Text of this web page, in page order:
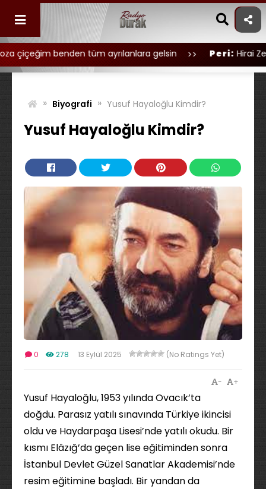
content
tüm ayrılanlara gelsin Peri: Hirai Zerdüşttan
» Biyografi » Yusuf Hayaloğlu Kimdir?
Yusuf Hayaloğlu Kimdir?
0 278 13 Eylül 2025 (No Ratings Yet)
+
-
Yusuf Hayaloğlu, 1953 yılında Ovacık’ta
doğdu. Parasız yatılı sınavında Türkiye ikincisi
oldu ve Haydarpaşa Lisesi’nde yatılı okudu. Bir
kısmı Elâzığ’da geçen lise eğitiminden sonra
İstanbul Devlet Güzel Sanatlar Akademisi’nde
resim eğitimine başladı. Bir yandan da